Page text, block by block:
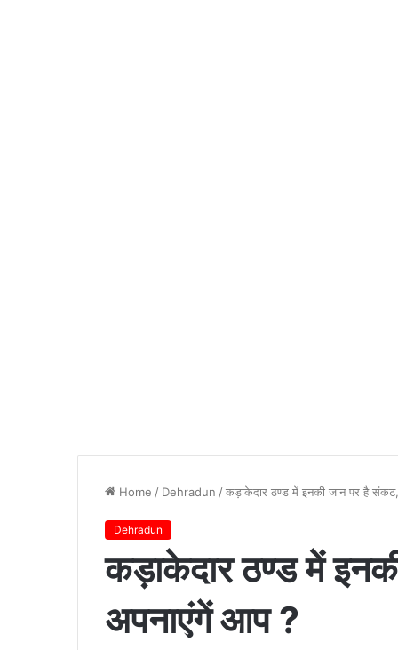
Home / Dehradun /कड़ाकेदार ठण्ड में इनकी जान पर है
Dehradun
कड़ाकेदार ठण्ड में
अपनाएंगें आप ?